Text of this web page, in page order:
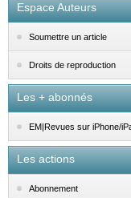
Espace Auteurs
Soumettre un article
Droits de reproduction
Les + abonnés
EM|Revues sur iPhone/
Les actions
Abonnement